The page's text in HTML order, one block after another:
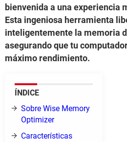
bienvenida a una experiencia
Esta ingeniosa herramienta
inteligentemente la memoria
asegurando que tu
máximo rendimiento.
ÍNDICE
Sobre Wise Memory
Optimizer
Características